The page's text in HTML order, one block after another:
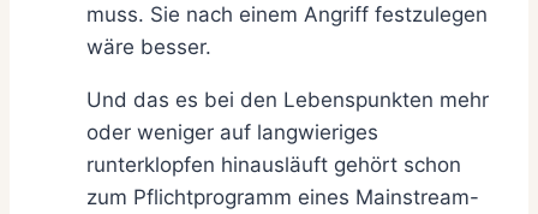
muss. Sie nach einem Angriff festzulegen
wäre besser.
Und das es bei den Lebenspunkten mehr
oder weniger auf langwieriges
runterklopfen hinausläuft gehört schon
zum Pflichtprogramm eines Mainstream-